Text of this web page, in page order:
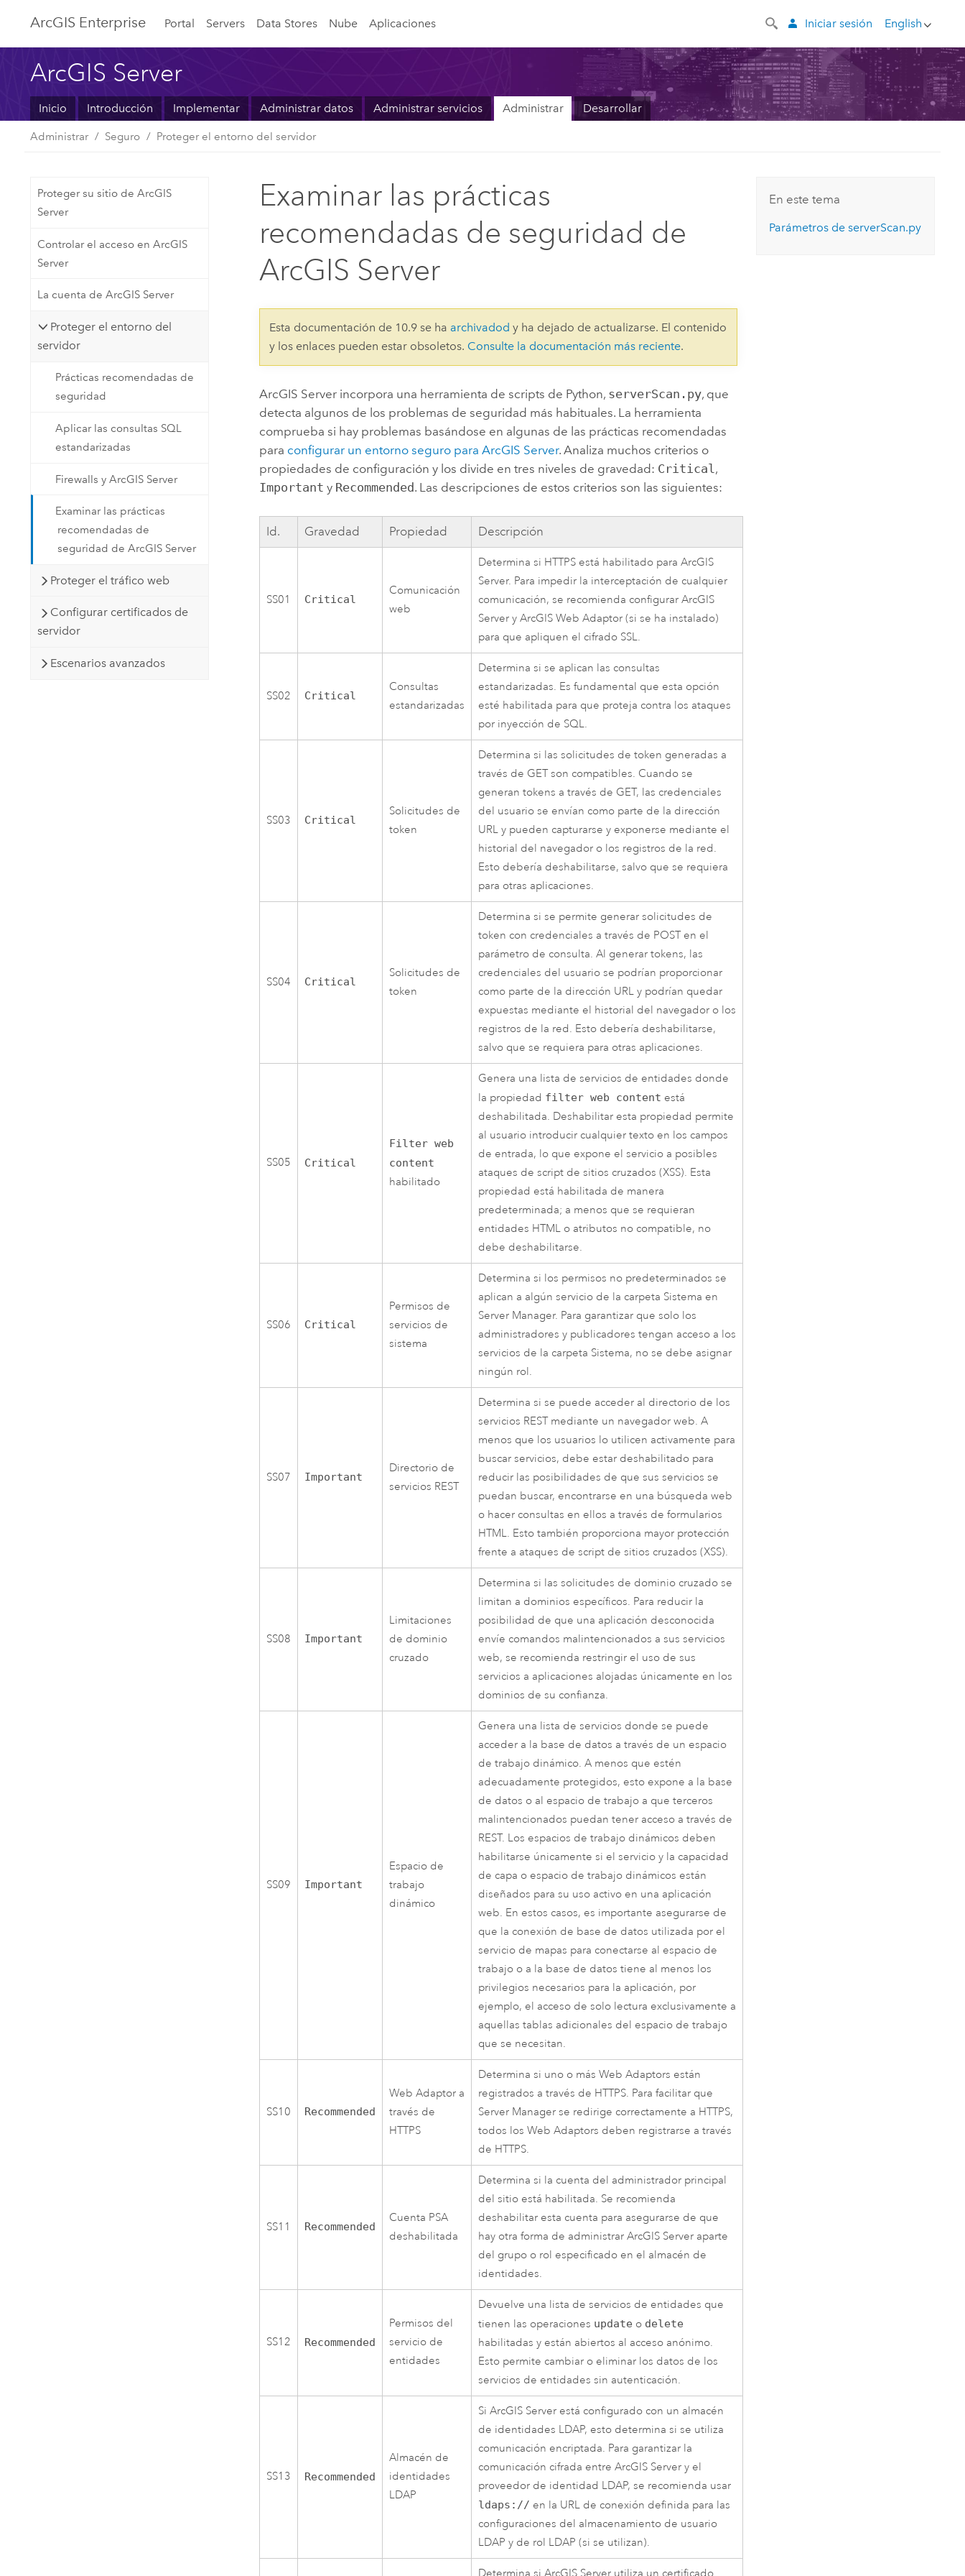
ArcGIS Enterprise Portal Servers Data Stores Nube Aplicaciones English
Iniciar sesión
ArcGIS Server
Inicio Introducción Implementar Administrar datos Administrar servicios Administrar Desarrollar
Administrar Seguro Proteger el entorno del servidor
Proteger su sitio de ArcGIS
Server
Controlar el acceso en ArcGIS
Server
La cuenta de ArcGIS Server
Proteger el entorno del
servidor
Prácticas recomendadas de
seguridad
Aplicar las consultas SQL
estandarizadas
Firewalls y ArcGIS Server
Examinar las prácticas
recomendadas de
seguridad de ArcGIS Server
Proteger el tráfico web
Configurar certificados de
servidor
Escenarios avanzados
Examinar las prácticas
recomendadas de seguridad de
ArcGIS Server
Esta documentación de 10.9 se ha archivadod y ha dejado de actualizarse. El contenido
y los enlaces pueden estar obsoletos. Consulte la documentación más reciente.
ArcGIS Server incorpora una herramienta de scripts de Python, serverScan.py, que
detecta algunos de los problemas de seguridad más habituales. La herramienta
comprueba si hay problemas basándose en algunas de las prácticas recomendadas
para configurar un entorno seguro para ArcGIS Server. Analiza muchos criterios o
propiedades de configuración y los divide en tres niveles de gravedad: Critical,
Important y Recommended . Las descripciones de estos criterios son las siguientes:
Id. Gravedad Propiedad Descripción
SS01 Critical
Comunicación
web
Determina si HTTPS está habilitado para ArcGIS
Server. Para impedir la interceptación de cualquier
comunicación, se recomienda configurar ArcGIS
Server y ArcGIS Web Adaptor (si se ha instalado)
para que apliquen el cifrado SSL.
SS02 Critical
Consultas
estandarizadas
Determina si se aplican las consultas
estandarizadas. Es fundamental que esta opción
esté habilitada para que proteja contra los ataques
por inyección de SQL.
SS03 Critical
Solicitudes de
token
Determina si las solicitudes de token generadas a
través de GET son compatibles. Cuando se
generan tokens a través de GET, las credenciales
del usuario se envían como parte de la dirección
URL y pueden capturarse y exponerse mediante el
historial del navegador o los registros de la red.
Esto debería deshabilitarse, salvo que se requiera
para otras aplicaciones.
SS04 Critical
Solicitudes de
token
Determina si se permite generar solicitudes de
token con credenciales a través de POST en el
parámetro de consulta. Al generar tokens, las
credenciales del usuario se podrían proporcionar
como parte de la dirección URL y podrían quedar
expuestas mediante el historial del navegador o los
registros de la red. Esto debería deshabilitarse,
salvo que se requiera para otras aplicaciones.
SS05 Critical
Filter web
content
habilitado
Genera una lista de servicios de entidades donde
la propiedad filter web content está
deshabilitada. Deshabilitar esta propiedad permite
al usuario introducir cualquier texto en los campos
de entrada, lo que expone el servicio a posibles
ataques de script de sitios cruzados (XSS). Esta
propiedad está habilitada de manera
predeterminada; a menos que se requieran
entidades HTML o atributos no compatible, no
debe deshabilitarse.
SS06 Critical
Permisos de
servicios de
sistema
Determina si los permisos no predeterminados se
aplican a algún servicio de la carpeta Sistema en
Server Manager. Para garantizar que solo los
administradores y publicadores tengan acceso a los
servicios de la carpeta Sistema, no se debe asignar
ningún rol.
SS07 Important
Directorio de
servicios REST
Determina si se puede acceder al directorio de los
servicios REST mediante un navegador web. A
menos que los usuarios lo utilicen activamente para
buscar servicios, debe estar deshabilitado para
reducir las posibilidades de que sus servicios se
puedan buscar, encontrarse en una búsqueda web
o hacer consultas en ellos a través de formularios
HTML. Esto también proporciona mayor protección
frente a ataques de script de sitios cruzados (XSS).
SS08 Important
Limitaciones
de dominio
cruzado
Determina si las solicitudes de dominio cruzado se
limitan a dominios específicos. Para reducir la
posibilidad de que una aplicación desconocida
envíe comandos malintencionados a sus servicios
web, se recomienda restringir el uso de sus
servicios a aplicaciones alojadas únicamente en los
dominios de su confianza.
SS09 Important
Espacio de
trabajo
dinámico
Genera una lista de servicios donde se puede
acceder a la base de datos a través de un espacio
de trabajo dinámico. A menos que estén
adecuadamente protegidos, esto expone a la base
de datos o al espacio de trabajo a que terceros
malintencionados puedan tener acceso a través de
REST. Los espacios de trabajo dinámicos deben
habilitarse únicamente si el servicio y la capacidad
de capa o espacio de trabajo dinámicos están
diseñados para su uso activo en una aplicación
web. En estos casos, es importante asegurarse de
que la conexión de base de datos utilizada por el
servicio de mapas para conectarse al espacio de
trabajo o a la base de datos tiene al menos los
privilegios necesarios para la aplicación, por
ejemplo, el acceso de solo lectura exclusivamente a
aquellas tablas adicionales del espacio de trabajo
que se necesitan.
SS10 Recommended
Web Adaptor a
través de
HTTPS
Determina si uno o más Web Adaptors están
registrados a través de HTTPS. Para facilitar que
Server Manager se redirige correctamente a HTTPS,
todos los Web Adaptors deben registrarse a través
de HTTPS.
SS11 Recommended
Cuenta PSA
deshabilitada
Determina si la cuenta del administrador principal
del sitio está habilitada. Se recomienda
deshabilitar esta cuenta para asegurarse de que
hay otra forma de administrar ArcGIS Server aparte
del grupo o rol especificado en el almacén de
identidades.
SS12 Recommended
Permisos del
servicio de
entidades
Devuelve una lista de servicios de entidades que
tienen las operaciones update o delete
habilitadas y están abiertos al acceso anónimo.
Esto permite cambiar o eliminar los datos de los
servicios de entidades sin autenticación.
SS13 Recommended
Almacén de
identidades
LDAP
Si ArcGIS Server está configurado con un almacén
de identidades LDAP, esto determina si se utiliza
comunicación encriptada. Para garantizar la
comunicación cifrada entre ArcGIS Server y el
proveedor de identidad LDAP, se recomienda usar
ldaps:// en la URL de conexión definida para las
configuraciones del almacenamiento de usuario
LDAP y de rol LDAP (si se utilizan).
En este tema
Parámetros de serverScan.py